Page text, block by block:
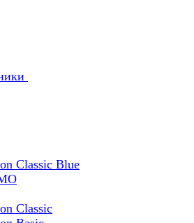
Classic Blue
Classic